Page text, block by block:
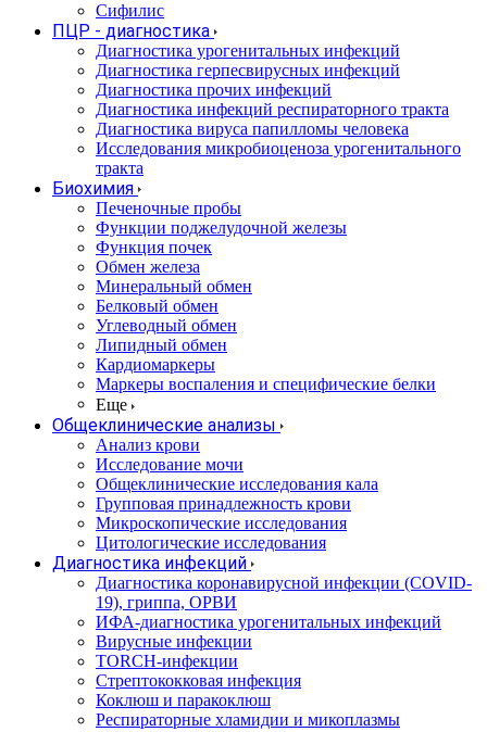
Сифилис
ПЦР - диагностика
Диагностика урогенитальных инфекций
Диагностика герпесвирусных инфекций
Диагностика прочих инфекций
Диагностика инфекций респираторного тракта
Диагностика вируса папилломы человека
Исследования микробиоценоза урогенитального
тракта
Биохимия
Печеночные пробы
Функции поджелудочной железы
Функция почек
Обмен железа
Минеральный обмен
Белковый обмен
Углеводный обмен
Липидный обмен
Кардиомаркеры
Маркеры воспаления и специфические белки
Еще
Общеклинические анализы
Анализ крови
Исследование мочи
Общеклинические исследования кала
Групповая принадлежность крови
Микроскопические исследования
Цитологические исследования
Диагностика инфекций
Диагностика коронавирусной инфекции (COVID-
19), гриппа, ОРВИ
ИФА-диагностика урогенитальных инфекций
Вирусные инфекции
TORCH-инфекции
Стрептококковая инфекция
Коклюш и паракоклюш
Респираторные хламидии и микоплазмы